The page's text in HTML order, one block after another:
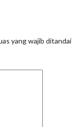
yang wajib ditandai